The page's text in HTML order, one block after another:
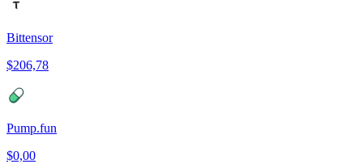
Bittensor
$206,78
Pump.fun
$0,00